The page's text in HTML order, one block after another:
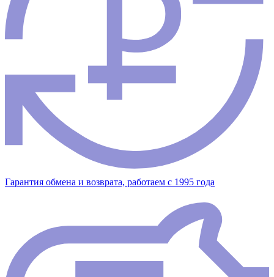
Гарантия обмена и возврата, работаем с 1995 года